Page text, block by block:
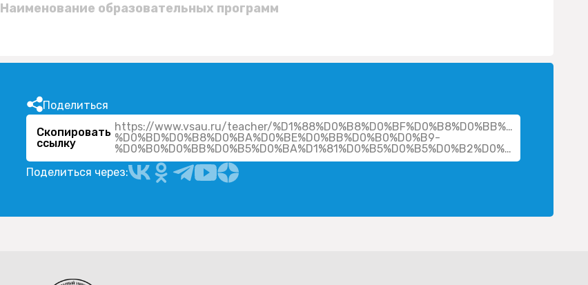
Наименование образовательных программ
Поделиться
Скопировать
ссылку
https://www.vsau.ru/teacher/
%D0%BD%D0%B8%D0%BA%D0%BE%D0%BB%D0%B0%D0%B9-
%D0%B0%D0%BB%D0%B5%D0%BA%D1%81%D0%B5%D0%B5%D0%B2%D0%B8%D1%87/
Поделиться через: